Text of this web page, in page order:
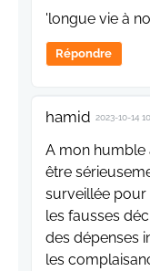
'longue vie à
Répondre
hamid 2023-10-14
A mon humble
être
surveillée pour
les fausses
des dépenses
les